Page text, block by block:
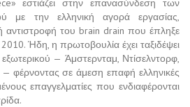
εστιάζει στην επανασύνδεση των
με την ελληνική αγορά εργασίας,
αντιστροφή του brain drain που έπληξε
Ήδη, η πρωτοβουλία έχει ταξιδέψει
— Άμστερνταμ, Ντίσελντορφ,
φέρνοντας σε άμεση επαφή ελληνικές
επαγγελματίες που ενδιαφέρονται